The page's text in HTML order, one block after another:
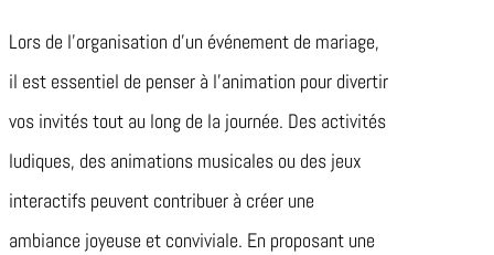
Lors de l’organisation d’un événement de mariage,
il est essentiel de penser à l’animation pour divertir
vos invités tout au long de la journée. Des activités
ludiques, des animations musicales ou des jeux
interactifs peuvent contribuer à créer une
ambiance joyeuse et conviviale. En proposant une